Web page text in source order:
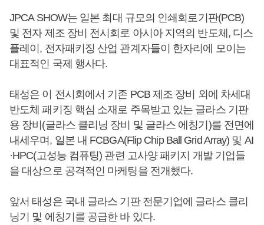
JPCA SHOW는 일본 최대 규모의 인쇄회로기판(PCB)
및 전자 제조 장비 전시회로 아시아 지역의 반도체, 디스
플레이, 전자패키징 산업 관계자들이 한자리에 모이는
대표적인 국제 행사다.
태성은 이 전시회에서 기존 PCB 제조 장비 외에 차세대
반도체 패키징 핵심 소재로 주목받고 있는 글라스 기판
용 장비(글라스 클리닝 장비 및 글라스 에칭기)를 전면에
내세우며, 일본 내 FCBGA(Flip Chip Ball Grid Array) 및 AI
·HPC(고성능 컴퓨팅) 관련 고사양 패키지 개발 기업들
을 대상으로 공격적인 마케팅을 전개했다.
앞서 태성은 국내 글라스 기판 전문기업에 글라스 클리
닝기 및 에칭기를 공급한 바 있다.